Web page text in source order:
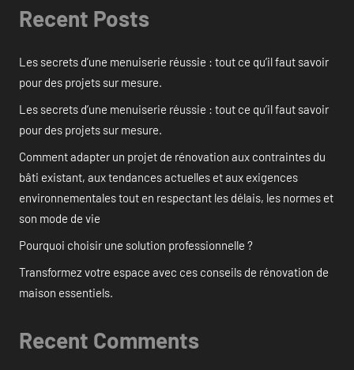
Recent Posts
Les secrets d’une menuiserie réussie : tout ce qu’il faut savoir
pour des projets sur mesure.
Les secrets d’une menuiserie réussie : tout ce qu’il faut savoir
pour des projets sur mesure.
Comment adapter un projet de rénovation aux contraintes du
bâti existant, aux tendances actuelles et aux exigences
environnementales tout en respectant les délais, les normes et
son mode de vie
Pourquoi choisir une solution professionnelle ?
Transformez votre espace avec ces conseils de rénovation de
maison essentiels.
Recent Comments